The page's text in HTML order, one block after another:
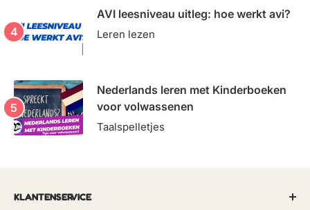
AVI leesniveau uitleg: hoe werkt avi?
Leren lezen
Nederlands leren met Kinderboeken
voor volwassenen
Taalspelletjes
KLANTENSERVICE